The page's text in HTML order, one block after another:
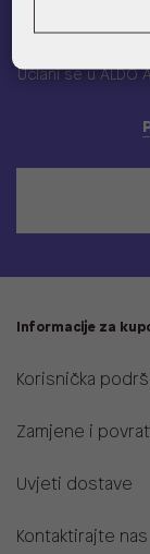
Učlani se u
Informacije za
Korisnička
Zamjene i
Uvjeti dostave
Kontaktirajte nas